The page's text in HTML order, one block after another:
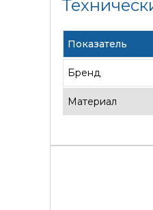
Показатель
Бренд
Материал